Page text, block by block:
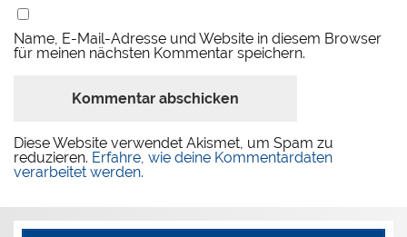
Name, E-Mail-Adresse und Website in diesem Browser
für meinen nächsten Kommentar speichern.
Diese Website verwendet Akismet, um Spam zu
reduzieren. Erfahre, wie deine Kommentardaten
verarbeitet werden.